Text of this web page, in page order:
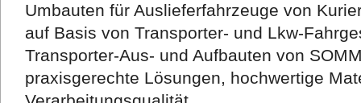
Umbauten für Auslieferfahrzeuge von
auf Basis von Transporter- und Lkw-
Transporter-Aus- und Aufbauten von
praxisgerechte Lösungen, hochwertige